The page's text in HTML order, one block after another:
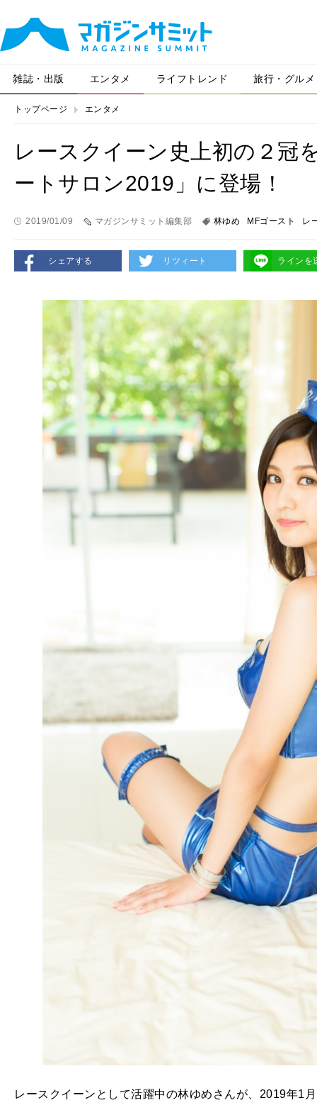
雑誌・出版 エンタメ ライフトレンド 旅行・グルメ
トップページ エンタメ
レースクイーン史上初の２冠
ートサロン2019」に登場！
2019/01/09 マガジンサミット編集部 林ゆめ MFゴースト レ
シェアする リツィート ラインを
レースクイーンとして活躍中の林ゆめさんが、2019年1